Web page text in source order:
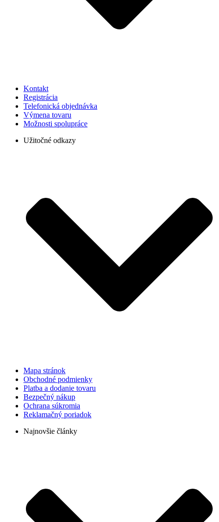
Kontakt
Registrácia
Telefonická objednávka
Výmena tovaru
Možnosti spolupráce
Užitočné odkazy
Mapa stránok
Obchodné podmienky
Platba a dodanie tovaru
Bezpečný nákup
Ochrana súkromia
Reklamačný poriadok
Najnovšie články